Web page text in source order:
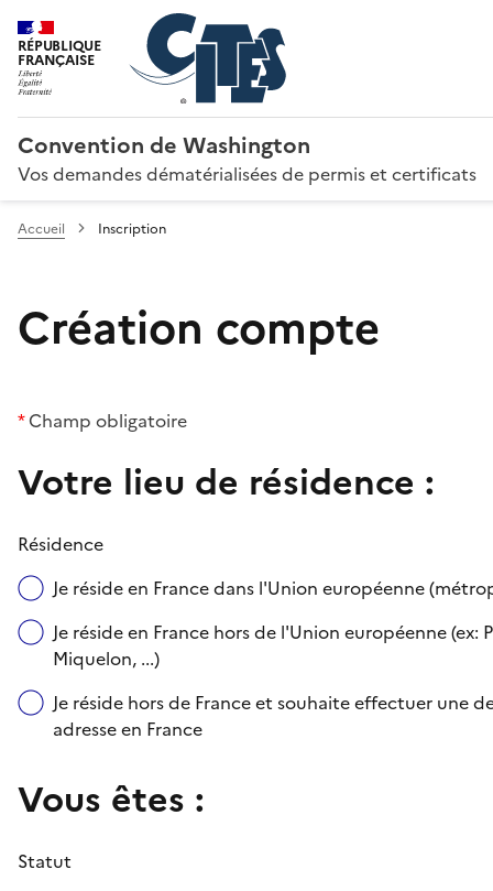
RÉPUBLIQUE
FRANÇAISE
Convention de Washington
Vos demandes dématérialisées de permis et certificats
Accueil Inscription
Création compte
*Champ obligatoire
Votre lieu de résidence :
Résidence
Je réside en France dans l'Union européenne
Je réside en France hors de l'Union européenne
Miquelon, ...)
Je réside hors de France et souhaite effectuer une
adresse en France
Vous êtes :
Statut